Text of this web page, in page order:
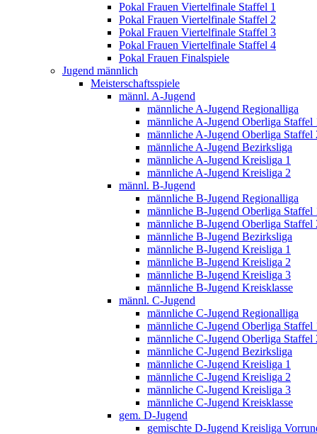
Pokal Frauen Viertelfinale Staffel 1
Pokal Frauen Viertelfinale Staffel 2
Pokal Frauen Viertelfinale Staffel 3
Pokal Frauen Viertelfinale Staffel 4
Pokal Frauen Finalspiele
Jugend männlich
Meisterschaftsspiele
männl. A-Jugend
männliche A-Jugend Regionalliga
männliche A-Jugend Oberliga Staffel
männliche A-Jugend Oberliga Staffel
männliche A-Jugend Bezirksliga
männliche A-Jugend Kreisliga 1
männliche A-Jugend Kreisliga 2
männl. B-Jugend
männliche B-Jugend Regionalliga
männliche B-Jugend Oberliga Staffel
männliche B-Jugend Oberliga Staffel
männliche B-Jugend Bezirksliga
männliche B-Jugend Kreisliga 1
männliche B-Jugend Kreisliga 2
männliche B-Jugend Kreisliga 3
männliche B-Jugend Kreisklasse
männl. C-Jugend
männliche C-Jugend Regionalliga
männliche C-Jugend Oberliga Staffel
männliche C-Jugend Oberliga Staffel
männliche C-Jugend Bezirksliga
männliche C-Jugend Kreisliga 1
männliche C-Jugend Kreisliga 2
männliche C-Jugend Kreisliga 3
männliche C-Jugend Kreisklasse
gem. D-Jugend
gemischte D-Jugend Kreisliga